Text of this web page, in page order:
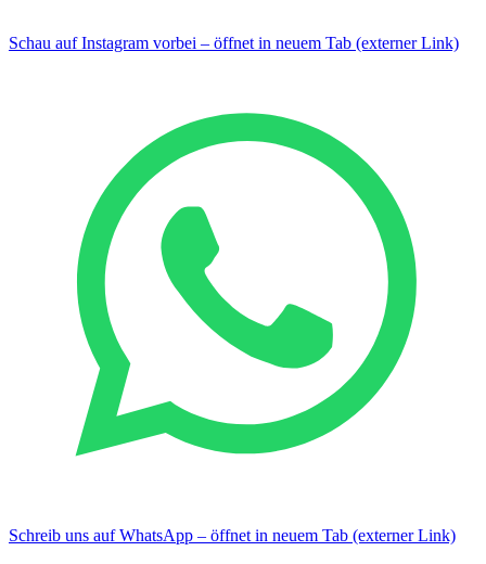
Schau auf Instagram vorbei – öffnet in neuem Tab (externer Link)
Schreib uns auf WhatsApp – öffnet in neuem Tab (externer Link)